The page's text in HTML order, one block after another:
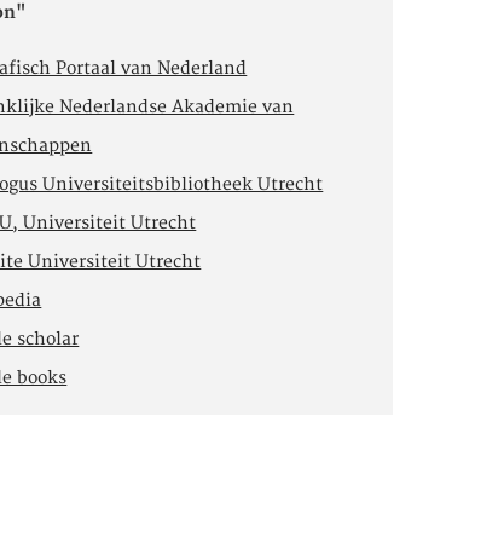
Portaal van Nederland
Nederlandse Akademie van
Universiteitsbibliotheek Utrecht
Universiteit Utrecht
Universiteit Utrecht
scholar
books